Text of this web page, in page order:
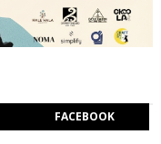
FACEBOOK